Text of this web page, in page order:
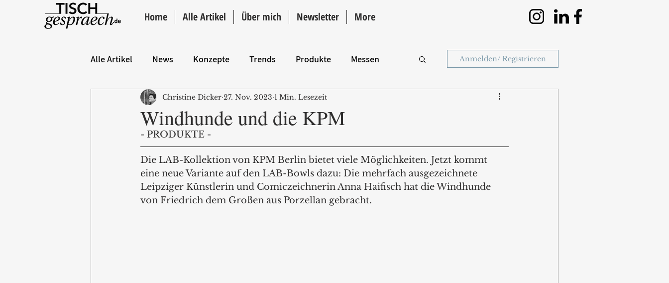
Home Alle Artikel Über mich Newsletter More
Alle Artikel News Konzepte Trends Produkte Messen
Hintergrund ANZEIGE Intro
Anmelden/ Registrieren
Windhunde und die KPM
Christine Dicker 27. Nov. 2023 1 Min. Lesezeit
- PRODUKTE -
Die LAB-Kollektion von KPM Berlin bietet viele Möglichkeiten. Jetzt kommt
eine neue Variante auf den LAB-Bowls dazu: Die mehrfach ausgezeichnete
Leipziger Künstlerin und Comiczeichnerin Anna Haifisch hat die Windhunde
von Friedrich dem Großen aus Porzellan gebracht.